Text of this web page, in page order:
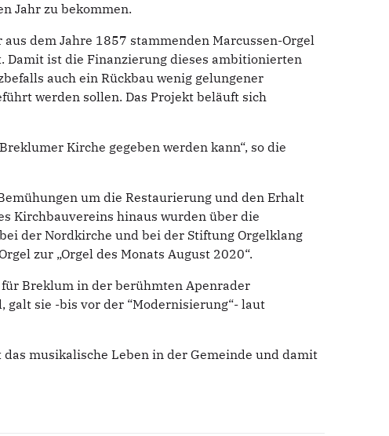
Jahr zu bekommen.
dem Jahre 1857 stammenden Marcussen-Orgel
Damit ist die Finanzierung dieses ambitionierten
auch ein Rückbau wenig gelungener
werden sollen. Das Projekt beläuft sich
Kirche gegeben werden kann“, so die
um die Restaurierung und den Erhalt
Kirchbauvereins hinaus wurden über die
der Nordkirche und bei der Stiftung Orgelklang
zur „Orgel des Monats August 2020“.
für Breklum in der berühmten Apenrader
galt sie -bis vor der “Modernisierung“- laut
musikalische Leben in der Gemeinde und damit